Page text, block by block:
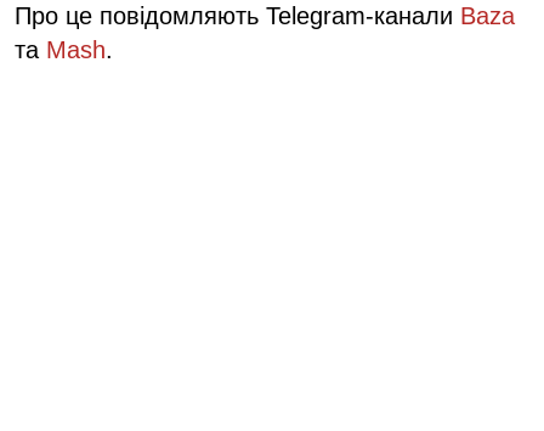
Про це повідомляють Telegram-канали Baza
та Mash.